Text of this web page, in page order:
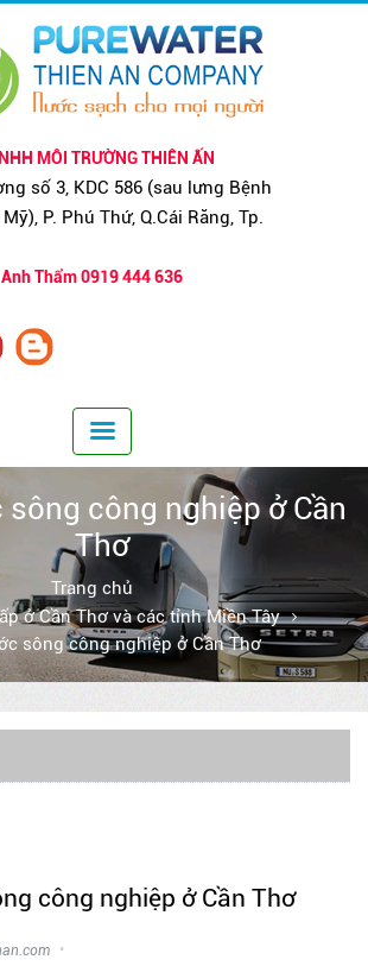
MÔI TRƯỜNG THIÊN ẤN
số 3, KDC 586 (sau lưng Bệnh
P. Phú Thứ, Q.Cái Răng, Tp.
Thẩm 0919 444 636
sông công nghiệp ở Cần
Thơ
Trang chủ
ở Cần Thơ và các tỉnh Miền Tây
sông công nghiệp ở Cần Thơ
công nghiệp ở Cần Thơ